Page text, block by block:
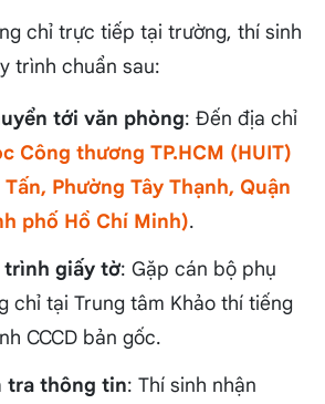
chỉ trực tiếp tại trường, thí sinh
trình chuẩn sau:
tới văn phòng: Đến địa chỉ
Công thương TP.HCM (HUIT)
Phường Tây Thạnh, Quận
phố Hồ Chí Minh).
trình giấy tờ: Gặp cán bộ phụ
chỉ tại Trung tâm Khảo thí tiếng
CCCD bản gốc.
tra thông tin: Thí sinh nhận